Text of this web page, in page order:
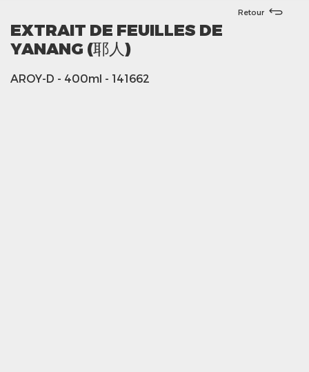
Retour
EXTRAIT DE FEUILLES DE
YANANG (耶人)
AROY-D - 400ml - 141662